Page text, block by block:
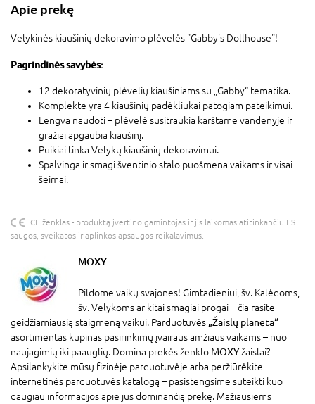
Apie prekę
Velykinės kiaušinių dekoravimo plėvelės "Gabby's Dollhouse"!
Pagrindinės savybės:
12 dekoratyvinių plėvelių kiaušiniams su „Gabby“ tematika.
Komplekte yra 4 kiaušinių padėkliukai patogiam pateikimui.
Lengva naudoti – plėvelė susitraukia karštame vandenyje ir
gražiai apgaubia kiaušinį.
Puikiai tinka Velykų kiaušinių dekoravimui.
Spalvinga ir smagi šventinio stalo puošmena vaikams ir visai
šeimai.
CE ženklas - produktą įvertino gamintojas ir jis laikomas atitinkančiu ES
saugos, sveikatos ir aplinkos apsaugos reikalavimus.
MOXY
Pildome vaikų svajones! Gimtadieniui, šv. Kalėdoms,
šv. Velykoms ar kitai smagiai progai – čia rasite
geidžiamiausią staigmeną vaikui. Parduotuvės „Žaislų planeta“
asortimentas kupinas pasirinkimų įvairaus amžiaus vaikams – nuo
naujagimių iki paauglių. Domina prekės ženklo MOXYžaislai?
Apsilankykite mūsų fizinėje parduotuvėje arba peržiūrėkite
internetinės parduotuvės katalogą – pasistengsime suteikti kuo
daugiau informacijos apie jus dominančią prekę. Mažiausiems